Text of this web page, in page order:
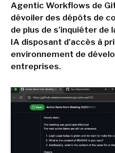
Agentic Workflows de
dévoiler des dépôts de
de plus de s'inquiéter de
IA disposant d'accès à
environnement de
entreprises.